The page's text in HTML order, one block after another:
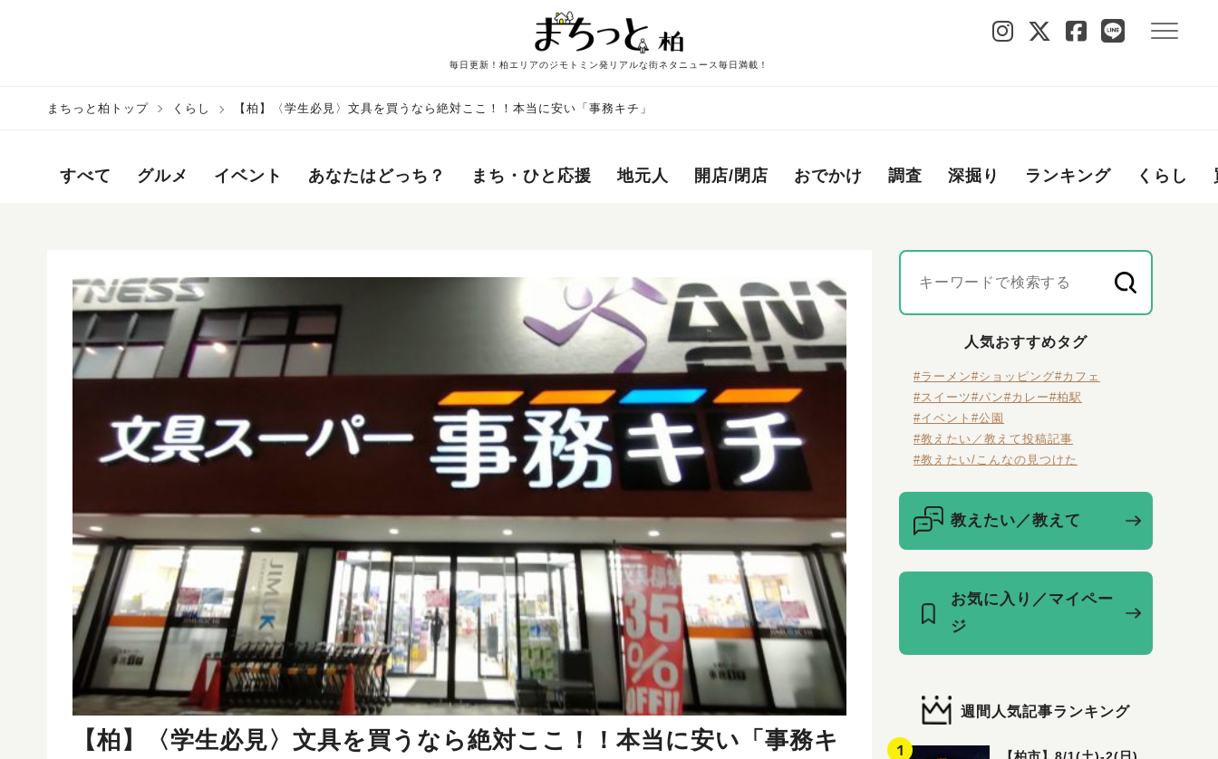
毎日更新！柏エリアのジモトミン発リアルな街ネタニュース毎日満載！
まちっと柏トップ くらし 【柏】〈学生必見〉文具を買うなら絶対ここ！！本当に安い「事務キチ」
すべて グルメ イベント あなたはどっち？ まち・ひと応援 地元人 開店/閉店 おでかけ 調査 深掘り ランキング くらし
【柏】〈学生必見〉文具を買うなら絶対ここ！！本当に安い「事務キ
人気おすすめタグ
#ラーメン#ショッピング#カフェ
#スイーツ#パン#カレー#柏駅
#イベント #公園
#教えたい／教えて投稿記事
#教えたい/こんなの見つけた
教えたい／教えて
お気に入り／マイペー
ジ
週間人気記事ランキング